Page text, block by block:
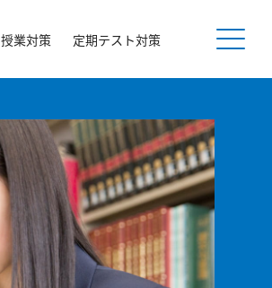
授業対策 定期テスト対策